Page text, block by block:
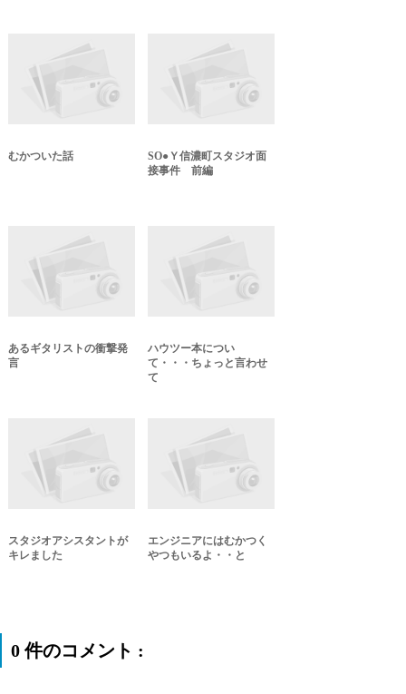
むかついた話
SO●Ｙ信濃町スタジオ面
接事件 前編
あるギタリストの衝撃発
言
ハウツー本につい
て・・・ちょっと言わせ
て
スタジオアシスタントが
キレました
エンジニアにはむかつく
やつもいるよ・・と
0 件のコメント :